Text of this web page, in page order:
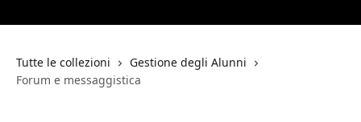
Tutte le collezioni
Gestione degli Alunni
Forum e messaggistica